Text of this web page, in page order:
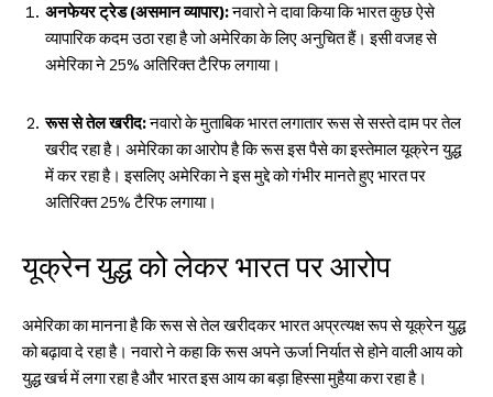
अनफेयर ट्रेड (असमान व्यापार):नवारो ने दावा किया कि भारत कुछ ऐसे
व्यापारिक कदम उठा रहा है जो अमेरिका के लिए अनुचित हैं। इसी वजह से
अमेरिका ने 25% अतिरिक्त टैरिफ लगाया।
रूस से तेल खरीद:नवारो के मुताबिक भारत लगातार रूस से सस्ते दाम पर तेल
खरीद रहा है। अमेरिका का आरोप है कि रूस इस पैसे का इस्तेमाल यूक्रेन युद्ध
में कर रहा है। इसलिए अमेरिका ने इस मुद्दे को गंभीर मानते हुए भारत पर
अतिरिक्त 25% टैरिफ लगाया।
यूक्रेन युद्ध को लेकर भारत पर आरोप
अमेरिका का मानना है कि रूस से तेल खरीदकर भारत अप्रत्यक्ष रूप से यूक्रेन युद्ध
को बढ़ावा दे रहा है। नवारो ने कहा कि रूस अपने ऊर्जा निर्यात से होने वाली आय को
युद्ध खर्च में लगा रहा है और भारत इस आय का बड़ा हिस्सा मुहैया करा रहा है।